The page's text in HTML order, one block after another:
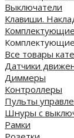
Выключатели
Клавиши.
Комплектующие
Комплектующие
Все товары
Датчики
Диммеры
Контроллеры
Пульты
Шнуры с
Рамки